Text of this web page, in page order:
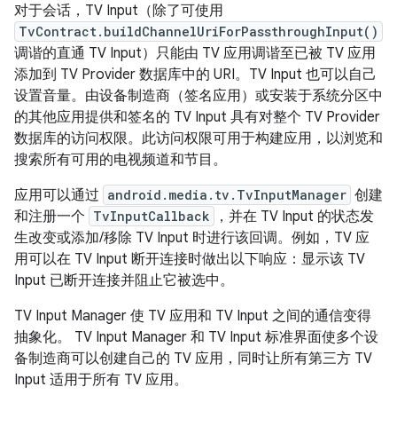
对于会话，TV Input（除了可使用
TvContract.buildChannelUriForPassthroughInput()
调谐的直通 TV Input）只能由 TV 应用调谐至已被 TV 应用
添加到 TV Provider 数据库中的 URI。TV Input 也可以自己
设置音量。由设备制造商（签名应用）或安装于系统分区中
的其他应用提供和签名的 TV Input 具有对整个 TV Provider
数据库的访问权限。此访问权限可用于构建应用，以浏览和
搜索所有可用的电视频道和节目。
应用可以通过 android.media.tv.TvInputManager 创建
和注册一个 TvInputCallback
，并在 TV Input 的状态发
生改变或添加/移除 TV Input 时进行该回调。例如，TV 应
用可以在 TV Input 断开连接时做出以下响应：显示该 TV
Input 已断开连接并阻止它被选中。
TV Input Manager 使 TV 应用和 TV Input 之间的通信变得
抽象化。 TV Input Manager 和 TV Input 标准界面使多个设
备制造商可以创建自己的 TV 应用，同时让所有第三方 TV
Input 适用于所有 TV 应用。